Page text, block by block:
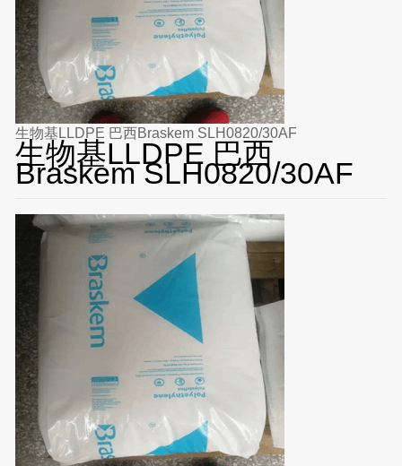
生物基LLDPE 巴西Braskem SLH0820/30AF
生物基LLDPE 巴西
Braskem SLH0820/30AF